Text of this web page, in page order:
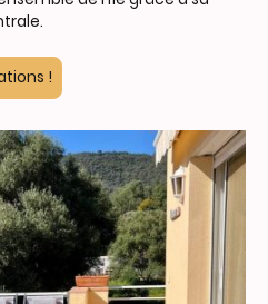
!